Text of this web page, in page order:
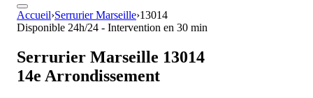
Accueil›Serrurier Marseille›13014
Disponible 24h/24 - Intervention en 30 min
Serrurier Marseille 13014
14e Arrondissement